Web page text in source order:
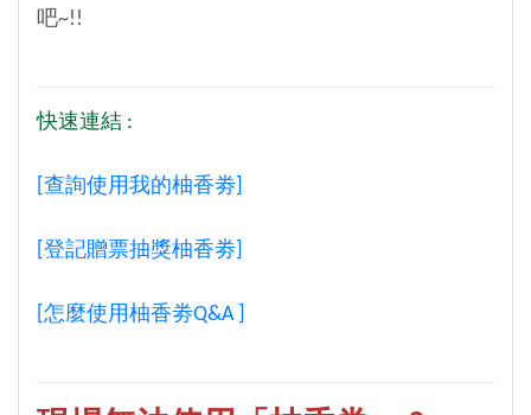
吧~!!
快速連結 :
[查詢使用我的柚香劵]
[登記贈票抽獎柚香劵]
[怎麼使用柚香劵Q&A ]